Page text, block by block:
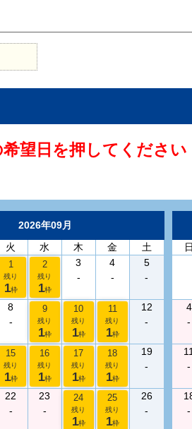
望日を押してください
2026年09月
火 水 木 金 土
1
残り
1枠
2
残り
1枠
3
-
4
-
5
-
8
-
9
残り
1枠
10
残り
1枠
11
残り
1枠
12
-
15
残り
1枠
16
残り
1枠
17
残り
1枠
18
残り
1枠
19
-
22
-
23
-
24
残り
1枠
25
残り
1枠
26
-
日
4
-
11
-
-